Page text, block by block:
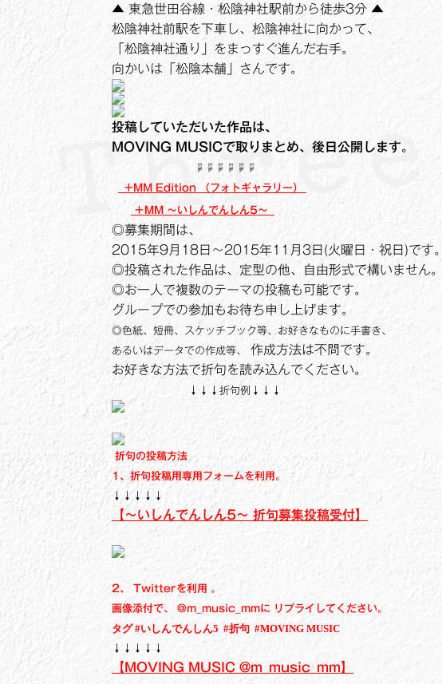
▲ 東急世田谷線・松陰神社駅前から徒歩3分 ▲
松陰神社前駅を下車し、松陰神社に向かって、
「松陰神社通り」をまっすぐ進んだ右手。
向かいは「松陰本舗」さんです。
投稿していただいた作品は、
MOVING MUSICで取りまとめ、後日公開します。
☟☟☟☟☟☟
+MM Edition （フォトギャラリー）
＋MM ～いしんでんしん5～
◎募集期間は、
2015年9月18日～2015年11月3日(火曜日・祝日)です。
◎投稿された作品は、定型の他、自由形式で構いません。
◎お一人で複数のテーマの投稿も可能です。
グループでの参加もお待ち申し上げます。
◎色紙、短冊、スケッチブック等、お好きなものに手書き、
あるいはデータでの作成等、
作成方法は不問です。
お好きな方法で折句を読み込んでください。
↓↓↓折句例↓↓↓
折句の投稿方法
1、折句投稿用専用フォームを利用。
↓↓↓↓↓
【～いしんでんしん5～ 折句募集投稿受付】
2、 Twitterを利用 。
画像添付で、 @m_music_mmに リプライしてください。
タグ #いしんでんしん5 #折句 #MOVING MUSIC
↓↓↓↓↓
【MOVING MUSIC @m_music_mm】